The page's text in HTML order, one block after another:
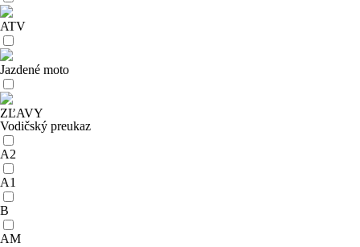
ATV
Jazdené moto
ZĽAVY
Vodičský preukaz
A2
A1
B
AM